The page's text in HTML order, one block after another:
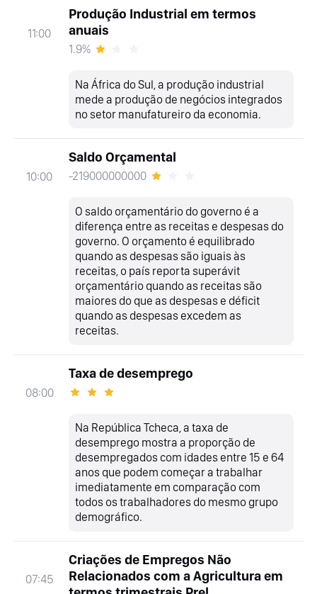
11:00
Produção Industrial em termos
anuais
1.9%
Na África do Sul, a produção industrial
mede a produção de negócios integrados
no setor manufatureiro da economia.
10:00
Saldo Orçamental
-219000000000
O saldo orçamentário do governo é a
diferença entre as receitas e despesas do
governo. O orçamento é equilibrado
quando as despesas são iguais às
receitas, o país reporta superávit
orçamentário quando as receitas são
maiores do que as despesas e déficit
quando as despesas excedem as
receitas.
08:00
Taxa de desemprego
Na República Tcheca, a taxa de
desemprego mostra a proporção de
desempregados com idades entre 15 e 64
anos que podem começar a trabalhar
imediatamente em comparação com
todos os trabalhadores do mesmo grupo
demográfico.
07:45
Criações de Empregos Não
Relacionados com a Agricultura em